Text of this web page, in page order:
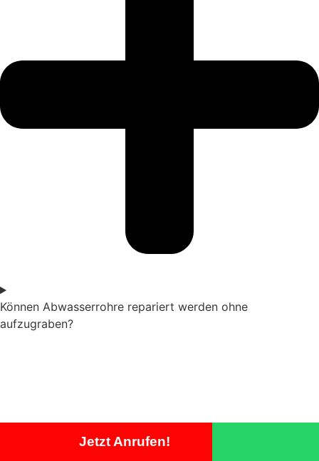
Können Abwasserrohre repariert werden ohne
aufzugraben?
Jetzt Anrufen!